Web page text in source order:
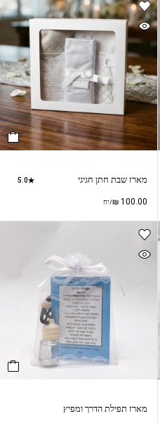
מארז שבת חתן חגיגי 5.0
₪100.00 /יח
מארז תפילת הדרך ומפיץ